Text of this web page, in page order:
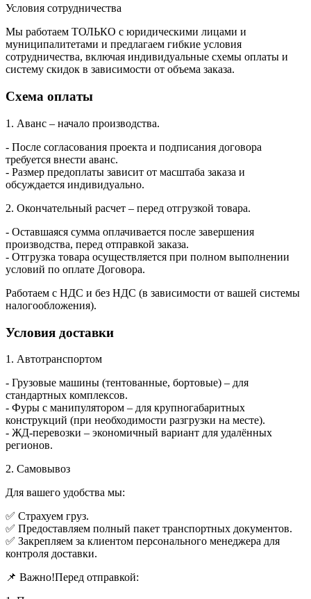
Условия сотрудничества
Мы работаем ТОЛЬКО с юридическими лицами и
муниципалитетами и предлагаем гибкие условия
сотрудничества, включая индивидуальные схемы оплаты и
систему скидок в зависимости от объема заказа.
Схема оплаты
1. Аванс – начало производства.
- После согласования проекта и подписания договора
требуется внести аванс.
- Размер предоплаты зависит от масштаба заказа и
обсуждается индивидуально.
2. Окончательный расчет – перед отгрузкой товара.
- Оставшаяся сумма оплачивается после завершения
производства, перед отправкой заказа.
- Отгрузка товара осуществляется при полном выполнении
условий по оплате Договора.
Работаем с НДС и без НДС (в зависимости от вашей системы
налогообложения).
Условия доставки
1. Автотранспортом
- Грузовые машины (тентованные, бортовые) – для
стандартных комплексов.
- Фуры с манипулятором – для крупногабаритных
конструкций (при необходимости разгрузки на месте).
- ЖД-перевозки – экономичный вариант для удалённых
регионов.
2. Самовывоз
Для вашего удобства мы:
✅ Страхуем груз.
✅ Предоставляем полный пакет транспортных документов.
✅ Закрепляем за клиентом персонального менеджера для
контроля доставки.
📌 Важно!Перед отправкой: